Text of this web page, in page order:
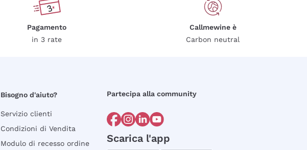
Pagamento
in 3 rate
Callmewine è
Carbon neutral
Bisogno d'aiuto?
Servizio clienti
Condizioni di Vendita
Modulo di recesso ordine
Partecipa alla community
Scarica l'app